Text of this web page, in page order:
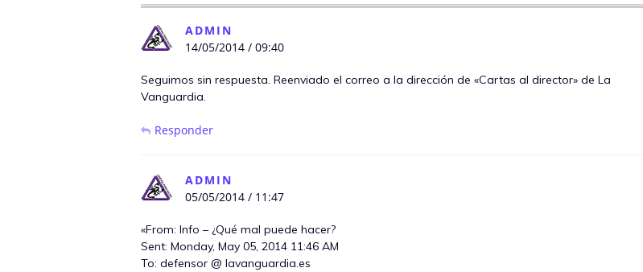
ADMIN
14/05/2014 / 09:40
Seguimos sin respuesta. Reenviado el correo a la dirección de «Cartas al director» de La
Vanguardia.
Responder
ADMIN
05/05/2014 / 11:47
«From: Info – ¿Qué mal puede hacer?
Sent: Monday, May 05, 2014 11:46 AM
To: defensor @ lavanguardia.es